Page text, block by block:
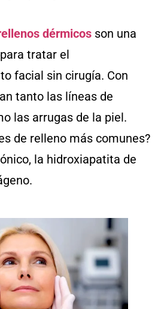
dérmicos son una
tratar el
facial sin cirugía. Con
tanto las líneas de
las arrugas de la piel.
de relleno más comunes?
la hidroxiapatita de